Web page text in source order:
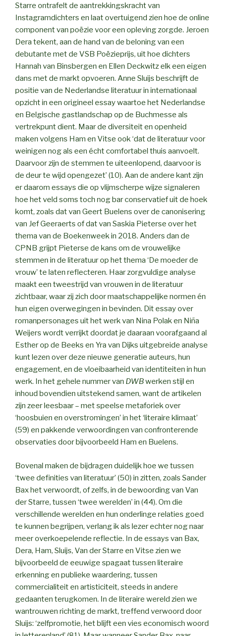
Starre ontrafelt de aantrekkingskracht van
Instagramdichters en laat overtuigend zien hoe de online
component van poëzie voor een opleving zorgde. Jeroen
Dera tekent, aan de hand van de beloning van een
debutante met de VSB Poëzieprijs, uit hoe dichters
Hannah van Binsbergen en Ellen Deckwitz elk een eigen
dans met de markt opvoeren. Anne Sluijs beschrijft de
positie van de Nederlandse literatuur in internationaal
opzicht in een origineel essay waartoe het Nederlandse
en Belgische gastlandschap op de Buchmesse als
vertrekpunt dient. Maar de diversiteit en openheid
maken volgens Ham en Vitse ook ‘dat de literatuur voor
weinigen nog als een écht comfortabel thuis aanvoelt.
Daarvoor zijn de stemmen te uiteenlopend, daarvoor is
de deur te wijd opengezet’ (10). Aan de andere kant zijn
er daarom essays die op vlijmscherpe wijze signaleren
hoe het veld soms toch nog bar conservatief uit de hoek
komt, zoals dat van Geert Buelens over de canonisering
van Jef Geeraerts of dat van Saskia Pieterse over het
thema van de Boekenweek in 2018. Anders dan de
CPNB grijpt Pieterse de kans om de vrouwelijke
stemmen in de literatuur op het thema ‘De moeder de
vrouw’ te laten reflecteren. Haar zorgvuldige analyse
maakt een tweestrijd van vrouwen in de literatuur
zichtbaar, waar zij zich door maatschappelijke normen én
hun eigen overwegingen in bevinden. Dit essay over
romanpersonages uit het werk van Nina Polak en Niña
Weijers wordt verrijkt doordat je daaraan voorafgaand al
Esther op de Beeks en Yra van Dijks uitgebreide analyse
kunt lezen over deze nieuwe generatie auteurs, hun
engagement, en de vloeibaarheid van identiteiten in hun
werk. In het gehele nummer van DWBwerken stijl en
inhoud bovendien uitstekend samen, want de artikelen
zijn zeer leesbaar – met speelse metaforiek over
‘hoosbuien en overstromingen’ in het ‘literaire klimaat’
(59) en pakkende verwoordingen van confronterende
observaties door bijvoorbeeld Ham en Buelens.
Bovenal maken de bijdragen duidelijk hoe we tussen
‘twee definities van literatuur’ (50) in zitten, zoals Sander
Bax het verwoordt, of zelfs, in de bewoording van Van
der Starre, tussen ‘twee werelden’ in (44). Om die
verschillende werelden en hun onderlinge relaties goed
te kunnen begrijpen, verlang ik als lezer echter nog naar
meer overkoepelende reflectie. In de essays van Bax,
Dera, Ham, Sluijs, Van der Starre en Vitse zien we
bijvoorbeeld de eeuwige spagaat tussen literaire
erkenning en publieke waardering, tussen
commercialiteit en artisticiteit, steeds in andere
gedaanten terugkomen. In de literaire wereld zien we
wantrouwen richting de markt, treffend verwoord door
Sluijs: ‘zelfpromotie, het blijft een vies economisch woord